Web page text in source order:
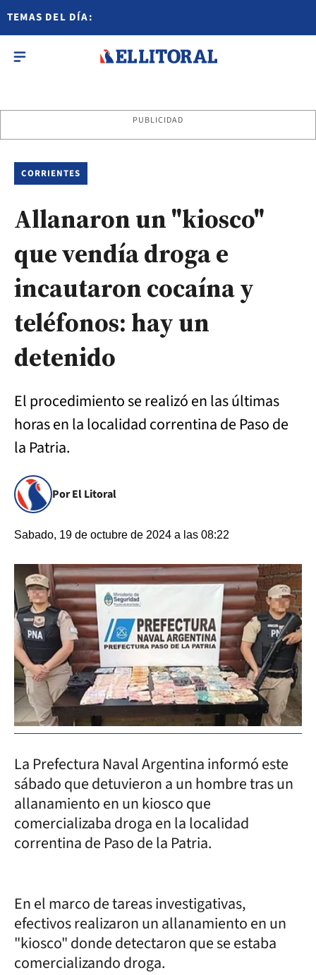
TEMAS DEL DÍA:
PUBLICIDAD
CORRIENTES
Allanaron un "kiosco"
que vendía droga e
incautaron cocaína y
teléfonos: hay un
detenido
El procedimiento se realizó en las últimas
horas en la localidad correntina de Paso de
la Patria.
Por El Litoral
Sabado, 19 de octubre de 2024 a las 08:22
La Prefectura Naval Argentina informó este
sábado que detuvieron a un hombre tras un
allanamiento en un kiosco que
comercializaba droga en la localidad
correntina de Paso de la Patria.
En el marco de tareas investigativas,
efectivos realizaron un allanamiento en un
"kiosco" donde detectaron que se estaba
comercializando droga.